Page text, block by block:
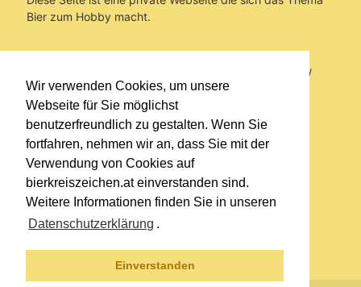
Wir verwenden Cookies, um unsere
Webseite für Sie möglichst
benutzerfreundlich zu gestalten. Wenn Sie
fortfahren, nehmen wir an, dass Sie mit der
Verwendung von Cookies auf
bierkreiszeichen.at einverstanden sind.
Weitere Informationen finden Sie in unseren
Datenschutzerklärung .
Einverstanden
Bier zum Hobby macht.
Sie befinden sich auf https://www.bierkreiszeichen.at/
im Pfad:Übers Bier/Biersorten
Erstellt: 2020-08-21
Links
Impressum
Datenschutzerklärung